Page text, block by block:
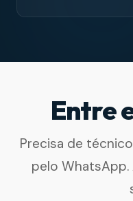
Entre
Precisa de
pelo